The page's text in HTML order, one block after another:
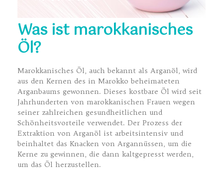
Was ist marokkanisches
Öl?
Marokkanisches Öl, auch bekannt als Arganöl, wird
aus den Kernen des in Marokko beheimateten
Arganbaums gewonnen. Dieses kostbare Öl wird seit
Jahrhunderten von marokkanischen Frauen wegen
seiner zahlreichen gesundheitlichen und
Schönheitsvorteile verwendet. Der Prozess der
Extraktion von Arganöl ist arbeitsintensiv und
beinhaltet das Knacken von Argannüssen, um die
Kerne zu gewinnen, die dann kaltgepresst werden,
um das Öl herzustellen.